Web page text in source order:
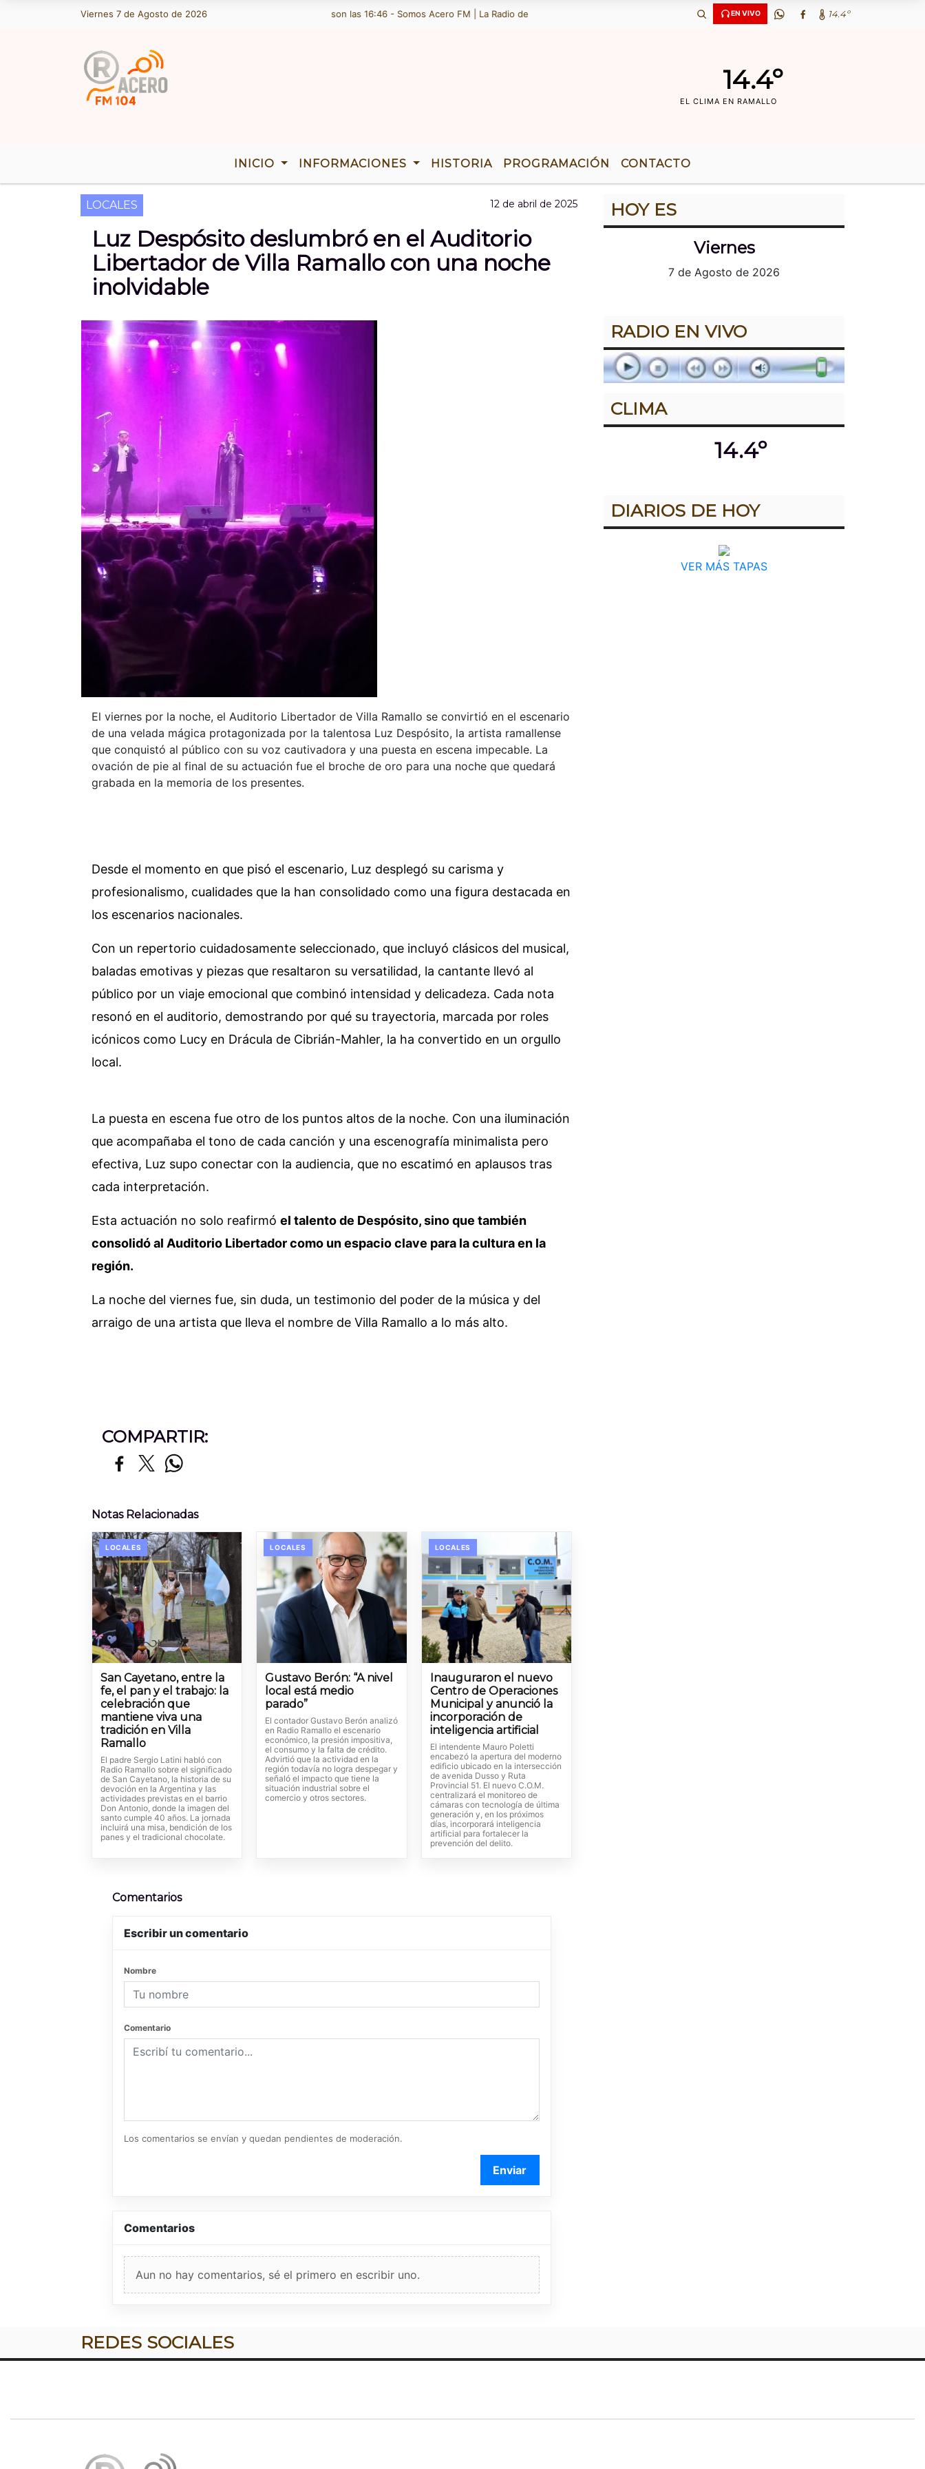
Viernes 7 de Agosto de 2026Hoy es Viernes 7 de Agosto de 2026 y son las 16:46 - Somos Acero FM | La Radio de Ramallo | TENEMOS 36 AÃ‘OS DE RADIO | EN VIVO 14.4º
14.4º
EL CLIMA EN RAMALLO
INICIO INFORMACIONES HISTORIA PROGRAMACIÓN CONTACTO
LOCALES 12 de abril de 2025
Luz Despósito deslumbró en el Auditorio
Libertador de Villa Ramallo con una noche
inolvidable
El viernes por la noche, el Auditorio Libertador de Villa Ramallo se convirtió en el escenario
de una velada mágica protagonizada por la talentosa Luz Despósito, la artista ramallense
que conquistó al público con su voz cautivadora y una puesta en escena impecable. La
ovación de pie al final de su actuación fue el broche de oro para una noche que quedará
grabada en la memoria de los presentes.
Desde el momento en que pisó el escenario, Luz desplegó su carisma y
profesionalismo, cualidades que la han consolidado como una figura destacada en
los escenarios nacionales.
Con un repertorio cuidadosamente seleccionado, que incluyó clásicos del musical,
baladas emotivas y piezas que resaltaron su versatilidad, la cantante llevó al
público por un viaje emocional que combinó intensidad y delicadeza. Cada nota
resonó en el auditorio, demostrando por qué su trayectoria, marcada por roles
icónicos como Lucy en Drácula de Cibrián-Mahler, la ha convertido en un orgullo
local.
La puesta en escena fue otro de los puntos altos de la noche. Con una iluminación
que acompañaba el tono de cada canción y una escenografía minimalista pero
efectiva, Luz supo conectar con la audiencia, que no escatimó en aplausos tras
cada interpretación.
Esta actuación no solo reafirmó el talento de Despósito, sino que también
consolidó al Auditorio Libertador como un espacio clave para la cultura en la
región.
La noche del viernes fue, sin duda, un testimonio del poder de la música y del
arraigo de una artista que lleva el nombre de Villa Ramallo a lo más alto.
COMPARTIR:
Notas Relacionadas
LOCALES
San Cayetano, entre la
fe, el pan y el trabajo: la
celebración que
mantiene viva una
tradición en Villa
Ramallo
El padre Sergio Latini habló con
Radio Ramallo sobre el significado
de San Cayetano, la historia de su
devoción en la Argentina y las
actividades previstas en el barrio
Don Antonio, donde la imagen del
santo cumple 40 años. La jornada
incluirá una misa, bendición de los
panes y el tradicional chocolate.
LOCALES
Gustavo Berón: “A nivel
local está medio
parado”
El contador Gustavo Berón analizó
en Radio Ramallo el escenario
económico, la presión impositiva,
el consumo y la falta de crédito.
Advirtió que la actividad en la
región todavía no logra despegar y
señaló el impacto que tiene la
situación industrial sobre el
comercio y otros sectores.
LOCALES
Inauguraron el nuevo
Centro de Operaciones
Municipal y anunció la
incorporación de
inteligencia artificial
El intendente Mauro Poletti
encabezó la apertura del moderno
edificio ubicado en la intersección
de avenida Dusso y Ruta
Provincial 51. El nuevo C.O.M.
centralizará el monitoreo de
cámaras con tecnología de última
generación y, en los próximos
días, incorporará inteligencia
artificial para fortalecer la
prevención del delito.
Comentarios
Escribir un comentario
Nombre
Comentario
Los comentarios se envían y quedan pendientes de moderación.
Enviar
Comentarios
Aun no hay comentarios, sé el primero en escribir uno.
HOY ES
Viernes
7 de Agosto de 2026
RADIO EN VIVO
CLIMA
14.4º
DIARIOS DE HOY
VER MÁS TAPAS
REDES SOCIALES